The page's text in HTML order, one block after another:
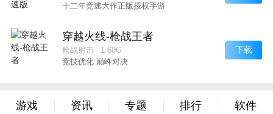
十二年竞速大作正版授权手游
穿越火线-枪战王者
枪战射击
1.60G
竞技优化 巅峰对决
下载
游戏 资讯 专题 排行 软件